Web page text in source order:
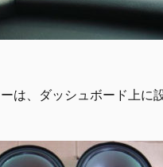
ーは、ダッシュボード上に